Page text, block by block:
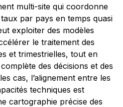
multi-site qui coordonne
par pays en temps quasi
exploiter des modèles
le traitement des
et trimestrielles, tout en
des décisions et des
cas, l’alignement entre les
techniques est
cartographie précise des